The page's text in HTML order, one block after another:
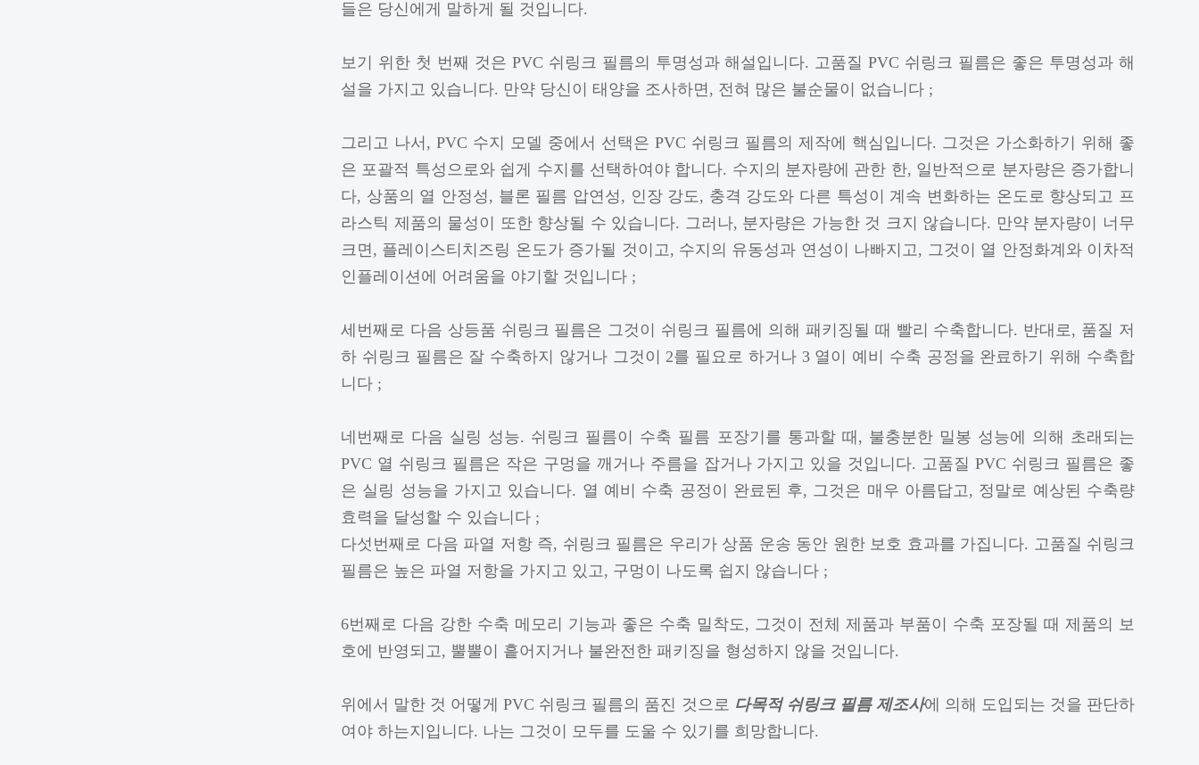
들은 당신에게 말하게 될 것입니다.
보기 위한 첫 번째 것은 PVC 쉬링크 필름의 투명성과 해설입니다. 고품질 PVC 쉬링크 필름은 좋은 투명성과 해
설을 가지고 있습니다. 만약 당신이 태양을 조사하면, 전혀 많은 불순물이 없습니다 ;
그리고 나서, PVC 수지 모델 중에서 선택은 PVC 쉬링크 필름의 제작에 핵심입니다. 그것은 가소화하기 위해 좋
은 포괄적 특성으로와 쉽게 수지를 선택하여야 합니다. 수지의 분자량에 관한 한, 일반적으로 분자량은 증가합니
다, 상품의 열 안정성, 블론 필름 압연성, 인장 강도, 충격 강도와 다른 특성이 계속 변화하는 온도로 향상되고 프
라스틱 제품의 물성이 또한 향상될 수 있습니다. 그러나, 분자량은 가능한 것 크지 않습니다. 만약 분자량이 너무
크면, 플레이스티치즈링 온도가 증가될 것이고, 수지의 유동성과 연성이 나빠지고, 그것이 열 안정화계와 이차적
인플레이션에 어려움을 야기할 것입니다 ;
세번째로 다음 상등품 쉬링크 필름은 그것이 쉬링크 필름에 의해 패키징될 때 빨리 수축합니다. 반대로, 품질 저
하 쉬링크 필름은 잘 수축하지 않거나 그것이 2를 필요로 하거나 3 열이 예비 수축 공정을 완료하기 위해 수축합
니다 ;
네번째로 다음 실링 성능. 쉬링크 필름이 수축 필름 포장기를 통과할 때, 불충분한 밀봉 성능에 의해 초래되는
PVC 열 쉬링크 필름은 작은 구멍을 깨거나 주름을 잡거나 가지고 있을 것입니다. 고품질 PVC 쉬링크 필름은 좋
은 실링 성능을 가지고 있습니다. 열 예비 수축 공정이 완료된 후, 그것은 매우 아름답고, 정말로 예상된 수축량
효력을 달성할 수 있습니다 ;
다섯번째로 다음 파열 저항 즉, 쉬링크 필름은 우리가 상품 운송 동안 원한 보호 효과를 가집니다. 고품질 쉬링크
필름은 높은 파열 저항을 가지고 있고, 구멍이 나도록 쉽지 않습니다 ;
6번째로 다음 강한 수축 메모리 기능과 좋은 수축 밀착도, 그것이 전체 제품과 부품이 수축 포장될 때 제품의 보
호에 반영되고, 뿔뿔이 흩어지거나 불완전한 패키징을 형성하지 않을 것입니다.
위에서 말한 것 어떻게 PVC 쉬링크 필름의 품진 것으로 다목적 쉬링크 필름 제조사에 의해 도입되는 것을 판단하
여야 하는지입니다. 나는 그것이 모두를 도울 수 있기를 희망합니다.